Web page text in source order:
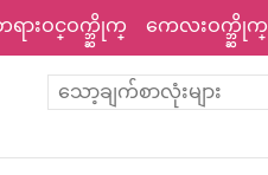
းဝင္ဝက္ဘ္ဆိုက္ ကေလးဝက္ဘ္ဆိုက္